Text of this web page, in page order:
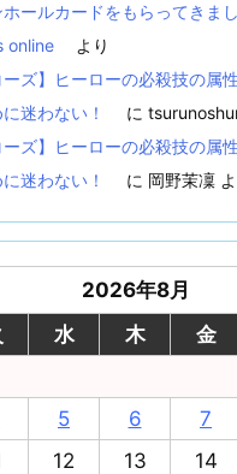
ールカードをもらってきま
online
より
ーズ】ヒーローの必殺技の属
迷わない！
に
ーズ】ヒーローの必殺技の属
迷わない！
に 岡野茉凜
2026年8月
水 木 金
5 6 7
12 13 14